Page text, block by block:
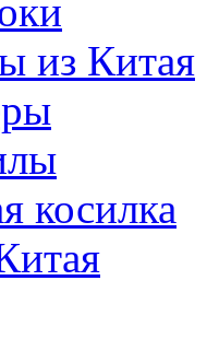
из Китая
косилка